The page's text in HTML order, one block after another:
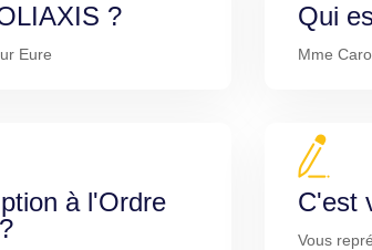
?
Eure
Qui
Mme
à l'Ordre
C'est
Vous